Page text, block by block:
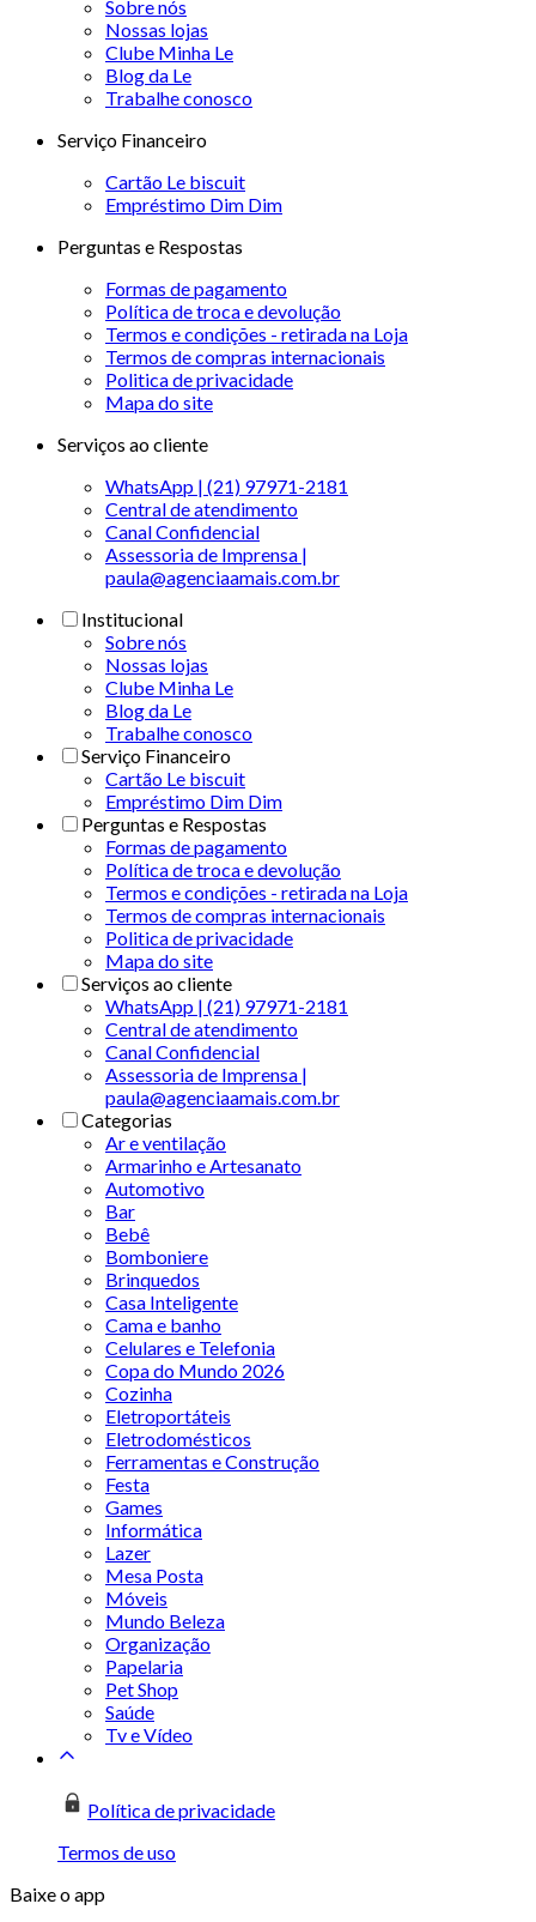
Sobre nós
Nossas lojas
Clube Minha Le
Blog da Le
Trabalhe conosco
Serviço Financeiro
Cartão Le biscuit
Empréstimo Dim Dim
Perguntas e Respostas
Formas de pagamento
Política de troca e devolução
Termos e condições - retirada na Loja
Termos de compras internacionais
Politica de privacidade
Mapa do site
Serviços ao cliente
WhatsApp | (21) 97971-2181
Central de atendimento
Canal Confidencial
Assessoria de Imprensa |
paula@agenciaamais.com.br
Institucional
Sobre nós
Nossas lojas
Clube Minha Le
Blog da Le
Trabalhe conosco
Serviço Financeiro
Cartão Le biscuit
Empréstimo Dim Dim
Perguntas e Respostas
Formas de pagamento
Política de troca e devolução
Termos e condições - retirada na Loja
Termos de compras internacionais
Politica de privacidade
Mapa do site
Serviços ao cliente
WhatsApp | (21) 97971-2181
Central de atendimento
Canal Confidencial
Assessoria de Imprensa |
paula@agenciaamais.com.br
Categorias
Ar e ventilação
Armarinho e Artesanato
Automotivo
Bar
Bebê
Bomboniere
Brinquedos
Casa Inteligente
Cama e banho
Celulares e Telefonia
Copa do Mundo 2026
Cozinha
Eletroportáteis
Eletrodomésticos
Ferramentas e Construção
Festa
Games
Informática
Lazer
Mesa Posta
Móveis
Mundo Beleza
Organização
Papelaria
Pet Shop
Saúde
Tv e Vídeo
Política de privacidade
Termos de uso
Baixe o app